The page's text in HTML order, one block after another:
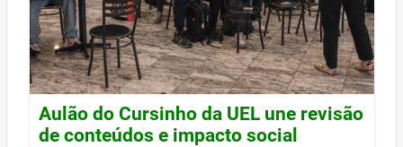
Aulão do Cursinho da UEL une revisão
de conteúdos e impacto social